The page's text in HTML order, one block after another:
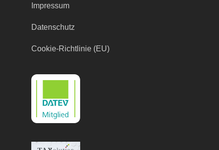
Impressum
Datenschutz
Cookie-Richtlinie (EU)